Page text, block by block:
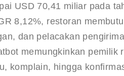
USD 70,41 miliar pada
8,12%, restoran
dan pelacakan
memungkinkan pemilik
komplain, hingga